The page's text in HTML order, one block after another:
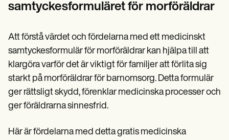
samtyckesformuläret för morföräldrar
Att förstå värdet och fördelarna med ett medicinskt
samtyckesformulär för morföräldrar kan hjälpa till att
klargöra varför det är viktigt för familjer att förlita sig
starkt på morföräldrar för barnomsorg. Detta formulär
ger rättsligt skydd, förenklar medicinska processer och
ger föräldrarna sinnesfrid.
Här är fördelarna med detta gratis medicinska